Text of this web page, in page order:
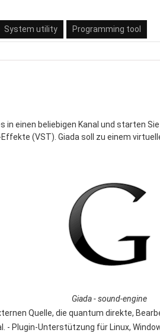
System utility Programming tool
in einen beliebigen Kanal und starten
(VST). Giada soll zu einem
Giada - sound-engine
Quelle, die quantum direkte,
- Plugin-Unterstützung für Linux,